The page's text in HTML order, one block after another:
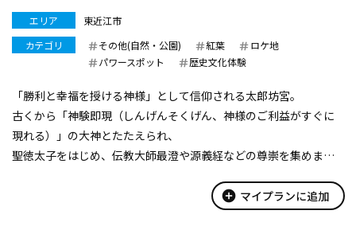
エリア
東近江市
カテゴリ
その他(自然・公園) 紅葉
ロケ地
パワースポット
歴史文化体験
「勝利と幸福を授ける神様」として信仰される太郎坊宮。
古くから「神験即現（しんげんそくげん、神様のご利益がすぐに
現れる）」の大神とたたえられ、
聖徳太子をはじめ、伝教大師最澄や源義経などの尊崇を集めまし
現在はプロスポーツ選手を始め、第一線で活躍する企業経営者、
政治家、職人、ビジネスマンなど、業種を越えた多く...
add_circle マイプランに追加